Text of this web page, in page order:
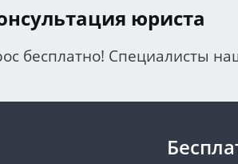
юриста
бесплатно! Специалисты